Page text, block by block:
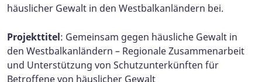
häuslicher Gewalt in den Westbalkanländern bei.
Projekttitel: Gemeinsam gegen häusliche Gewalt in
den Westbalkanländern – Regionale Zusammenarbeit
und Unterstützung von Schutzunterkünften für
Betroffene von häuslicher Gewalt